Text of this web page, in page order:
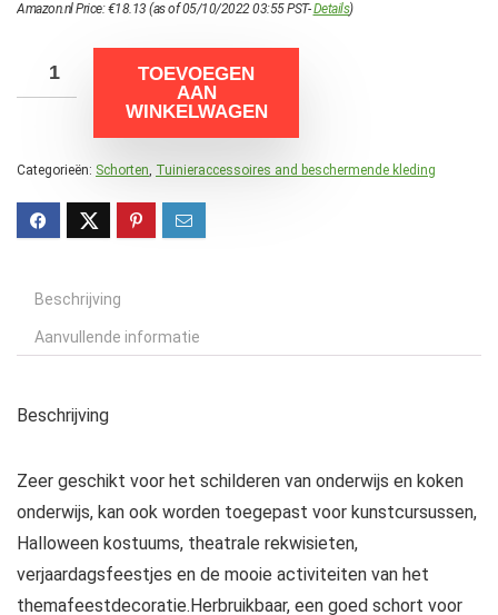
Amazon.nl Price:€18.13 (as of 05/10/2022 03:55 PST-Details)
TOEVOEGEN
AAN
WINKELWAGEN
Categorieën: Schorten, Tuinieraccessoires and beschermende kleding
Beschrijving
Aanvullende informatie
Beschrijving
Zeer geschikt voor het schilderen van onderwijs en koken
onderwijs, kan ook worden toegepast voor kunstcursussen,
Halloween kostuums, theatrale rekwisieten,
verjaardagsfeestjes en de mooie activiteiten van het
themafeestdecoratie.Herbruikbaar, een goed schort voor